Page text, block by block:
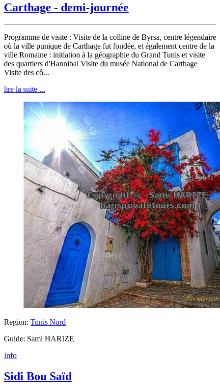
Carthage - demi-journée
Programme de visite : Visite de la colline de Byrsa, centre légendaire
où la ville punique de Carthage fut fondée, et également centre de la
ville Romaine : initiation à la géographie du Grand Tunis et visite
des quartiers d'Hannibal Visite du musée National de Carthage
Visite des cô...
lire la suite ...
Region: Tunis Nord
Guide: Sami HARIZE
Info
Sidi Bou Saïd